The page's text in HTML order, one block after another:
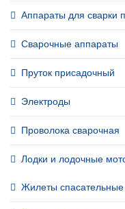
Аппараты для сварки
Сварочные аппараты
Пруток присадочный
Электроды
Проволока сварочная
Лодки и лодочные
Жилеты спасательные